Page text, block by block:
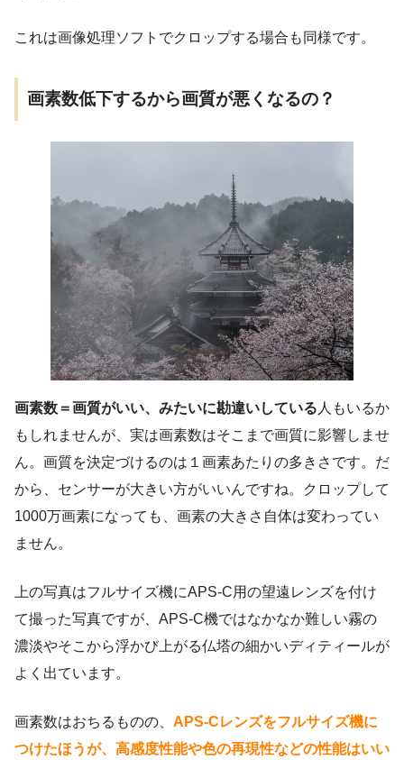
これは画像処理ソフトでクロップする場合も同様です。
画素数低下するから画質が悪くなるの？
画素数＝画質がいい、みたいに勘違いしている 人もいるか
もしれませんが、実は画素数はそこまで画質に影響しませ
ん。画質を決定づけるのは１画素あたりの多きさです。だ
から、センサーが大きい方がいいんですね。クロップして
1000万画素になっても、画素の大きさ自体は変わってい
ません。
上の写真はフルサイズ機にAPS-C用の望遠レンズを付け
て撮った写真ですが、APS-C機ではなかなか難しい霧の
濃淡やそこから浮かび上がる仏塔の細かいディティールが
よく出ています。
画素数はおちるものの、 APS-Cレンズをフルサイズ機に
つけたほうが、高感度性能や色の再現性などの性能はいい